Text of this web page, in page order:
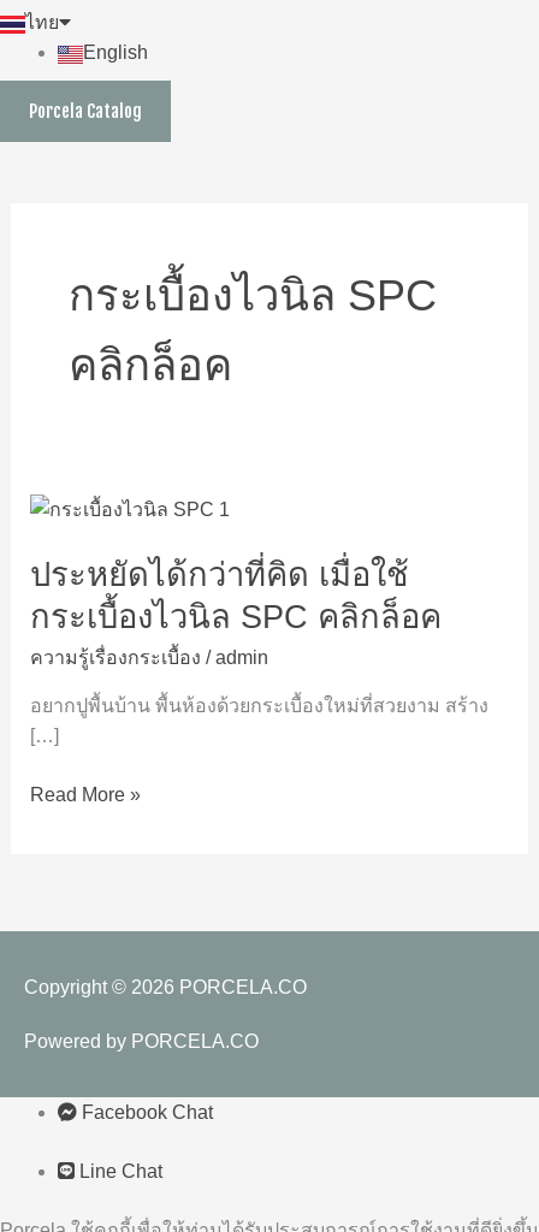
ไทย
English
Porcela Catalog
กระเบื้องไวนิล SPC
คลิกล็อค
ประหยัดได้กว่าที่คิด เมื่อใช้
กระเบื้องไวนิล SPC คลิกล็อค
ความรู้เรื่องกระเบื้อง /admin
อยากปูพื้นบ้าน พื้นห้องด้วยกระเบื้องใหม่ที่สวยงาม สร้าง
[…]
ประหยัด
กว่า
คิด
เมื่อ
กระเบื้อง
ไว
SPC
Read More »
Copyright © 2026 PORCELA.CO
Powered by PORCELA.CO
Facebook Chat
Line Chat